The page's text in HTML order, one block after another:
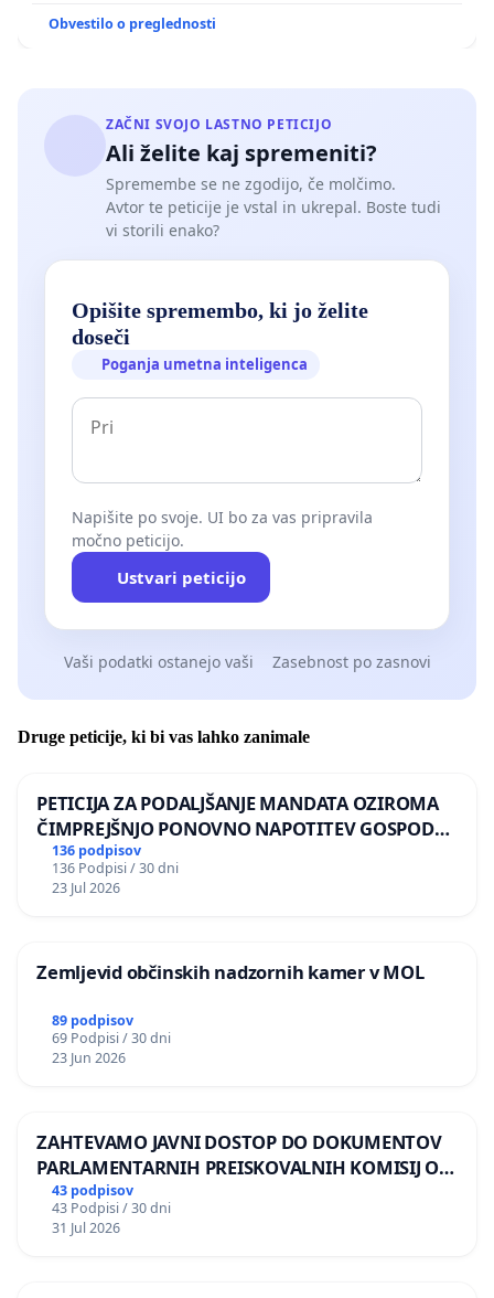
Obvestilo o preglednosti
ZAČNI SVOJO LASTNO PETICIJO
Ali želite kaj spremeniti?
Spremembe se ne zgodijo, če molčimo.
Avtor te peticije je vstal in ukrepal. Boste tudi
vi storili enako?
Opišite spremembo, ki jo želite
doseči
Poganja umetna inteligenca
Napišite po svoje. UI bo za vas pripravila
močno peticijo.
Ustvari peticijo
Vaši podatki ostanejo vaši Zasebnost po zasnovi
Druge peticije, ki bi vas lahko zanimale
PETICIJA ZA PODALJŠANJE MANDATA OZIROMA
ČIMPREJŠNJO PONOVNO NAPOTITEV GOSPODA
BERNARDA ŠRAJNERJA NA VELEPOSLANIŠTVO
REPUBLIKE SLOVENIJE V MOSKVI
136 podpisov
136 Podpisi / 30 dni
23 Jul 2026
Zemljevid občinskih nadzornih kamer v MOL
89 podpisov
69 Podpisi / 30 dni
23 Jun 2026
ZAHTEVAMO JAVNI DOSTOP DO DOKUMENTOV
PARLAMENTARNIH PREISKOVALNIH KOMISIJ O
ILEGALNI TRGOVINI Z OROŽJEM
43 podpisov
43 Podpisi / 30 dni
31 Jul 2026